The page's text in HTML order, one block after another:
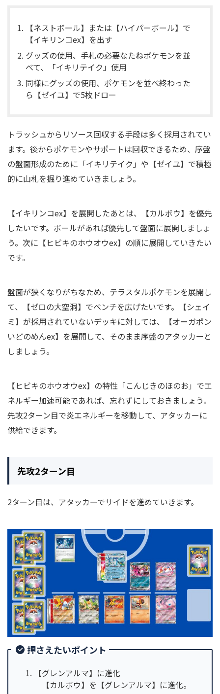
【ネストボール】または【ハイパーボール】で
【イキリンコex】を出す
グッズの使用、手札の必要なたねポケモンを並
べて、「イキリテイク」使用
同様にグッズの使用、ポケモンを並べ終わった
ら【ゼイユ】で5枚ドロー
トラッシュからリソース回収する手段は多く採用されてい
ます。後からポケモンやサポートは回収できるため、序盤
の盤面形成のために「イキリテイク」や【ゼイユ】で積極
的に山札を掘り進めていきましょう。
【イキリンコex】を展開したあとは、【カルボウ】を優先
したいです。ボールがあれば優先して盤面に展開しましょ
う。次に【ヒビキのホウオウex】の順に展開していきたい
です。
盤面が狭くなりがちなため、テラスタルポケモンを展開し
て、【ゼロの大空洞】でベンチを広げたいです。【シェイ
ミ】が採用されていないデッキに対しては、【オーガポン
いどのめんex】を展開して、そのまま序盤のアタッカーと
しましょう。
【ヒビキのホウオウex】の特性「こんじきのほのお」でエ
ネルギー加速可能であれば、忘れずにしておきましょう。
先攻2ターン目で炎エネルギーを移動して、アタッカーに
供給できます。
先攻2ターン目
2ターン目は、アタッカーでサイドを進めていきます。
押さえたいポイント
【グレンアルマ】に進化
【カルボウ】を【グレンアルマ】に進化。